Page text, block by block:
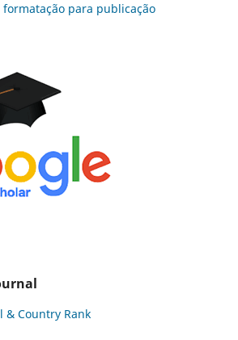
formatação para publicação